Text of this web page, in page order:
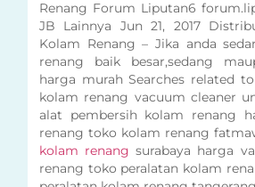
Renang Forum Liputan6
JB Lainnya Jun 21, 2017
Kolam Renang – Jika anda
renang baik besar,sedang
harga murah Searches related
kolam renang vacuum cleaner
alat pembersih kolam renang
renang toko kolam renang
kolam renang surabaya harga
renang toko peralatan kolam